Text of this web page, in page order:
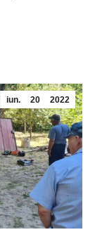
iun. 20 2022